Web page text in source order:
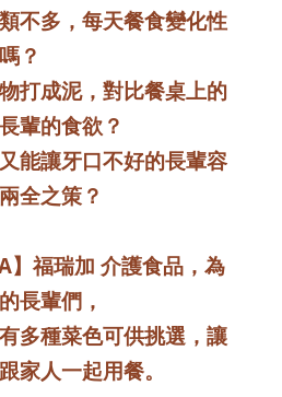
不多，每天餐食變化性
？
打成泥，對比餐桌上的
輩的食欲？
能讓牙口不好的長輩容
全之策？
】福瑞加 介護食品，為
長輩們，
多種菜色可供挑選，讓
家人一起用餐。